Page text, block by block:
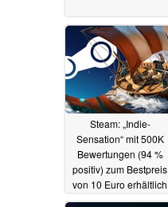
Steam: „Indie-
Sensation“ mit 500K
Bewertungen (94 %
positiv) zum Bestpreis
von 10 Euro erhältlich
09.09.2025